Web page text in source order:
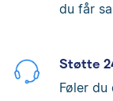
du får
Støtte
Føler